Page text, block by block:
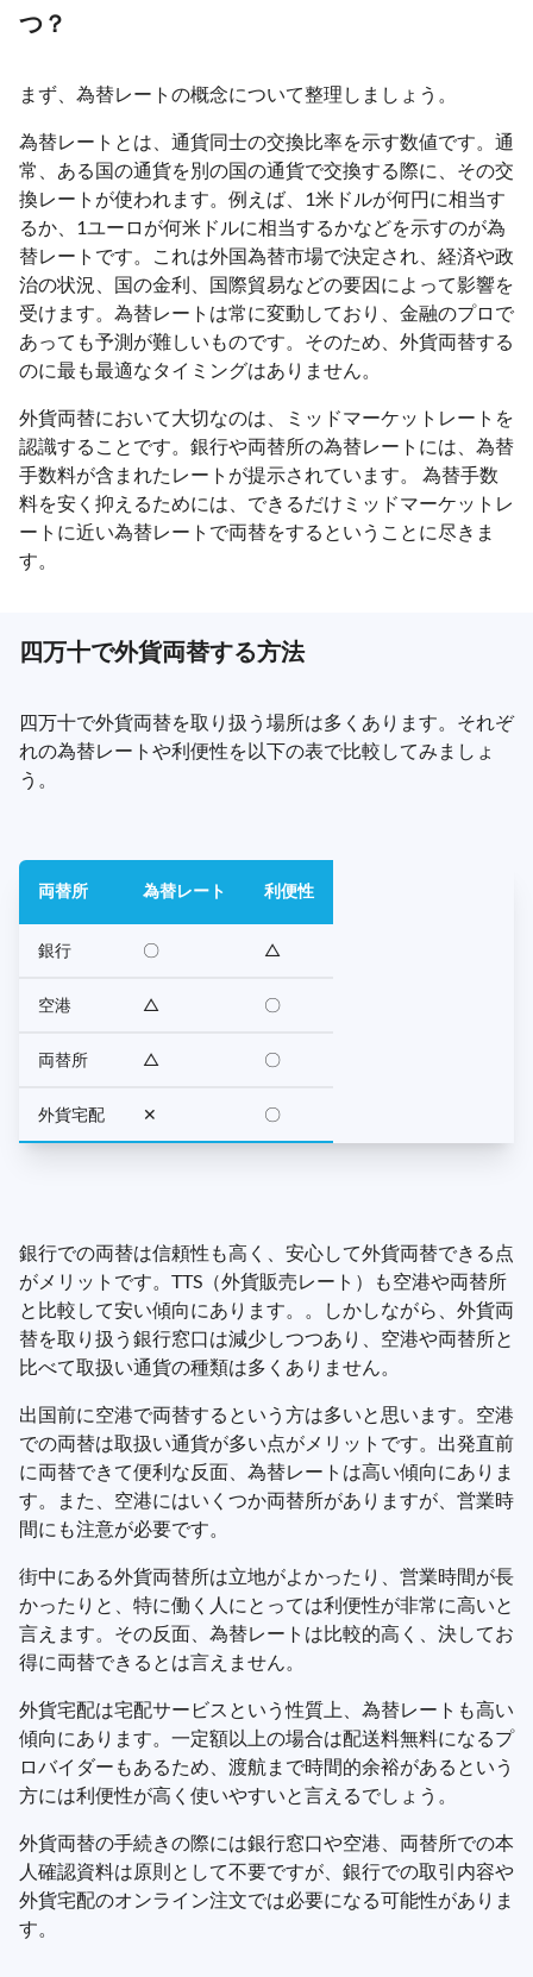
つ？
まず、為替レートの概念について整理しましょう。
為替レートとは、通貨同士の交換比率を示す数値です。通
常、ある国の通貨を別の国の通貨で交換する際に、その交
換レートが使われます。例えば、1米ドルが何円に相当す
るか、1ユーロが何米ドルに相当するかなどを示すのが為
替レートです。これは外国為替市場で決定され、経済や政
治の状況、国の金利、国際貿易などの要因によって影響を
受けます。為替レートは常に変動しており、金融のプロで
あっても予測が難しいものです。そのため、外貨両替する
のに最も最適なタイミングはありません。
外貨両替において大切なのは、ミッドマーケットレートを
認識することです。銀行や両替所の為替レートには、為替
手数料が含まれたレートが提示されています。 為替手数
料を安く抑えるためには、できるだけミッドマーケットレ
ートに近い為替レートで両替をするということに尽きま
す。
四万十で外貨両替する方法
四万十で外貨両替を取り扱う場所は多くあります。それぞ
れの為替レートや利便性を以下の表で比較してみましょ
う。
両替所 為替レート 利便性
銀行 〇 △
空港 △ 〇
両替所 △ 〇
外貨宅配 ✕ 〇
銀行での両替は信頼性も高く、安心して外貨両替できる点
がメリットです。TTS（外貨販売レート）も空港や両替所
と比較して安い傾向にあります。。しかしながら、外貨両
替を取り扱う銀行窓口は減少しつつあり、空港や両替所と
比べて取扱い通貨の種類は多くありません。
出国前に空港で両替するという方は多いと思います。空港
での両替は取扱い通貨が多い点がメリットです。出発直前
に両替できて便利な反面、為替レートは高い傾向にありま
す。また、空港にはいくつか両替所がありますが、営業時
間にも注意が必要です。
街中にある外貨両替所は立地がよかったり、営業時間が長
かったりと、特に働く人にとっては利便性が非常に高いと
言えます。その反面、為替レートは比較的高く、決してお
得に両替できるとは言えません。
外貨宅配は宅配サービスという性質上、為替レートも高い
傾向にあります。一定額以上の場合は配送料無料になるプ
ロバイダーもあるため、渡航まで時間的余裕があるという
方には利便性が高く使いやすいと言えるでしょう。
外貨両替の手続きの際には銀行窓口や空港、両替所での本
人確認資料は原則として不要ですが、銀行での取引内容や
外貨宅配のオンライン注文では必要になる可能性がありま
す。